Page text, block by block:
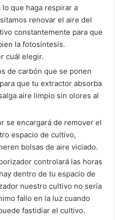
lo que haga respirar a
renovar el aire del
constantemente para que
la fotosíntesis.
cuál elegir.
de carbón que se ponen
que tu extractor absorba
aire limpio sin olores al
se encargará de remover el
espacio de cultivo,
bolsas de aire viciado.
controlará las horas
dentro de tu espacio de
nuestro cultivo no sería
fallo en la luz cuando
fastidiar el cultivo.